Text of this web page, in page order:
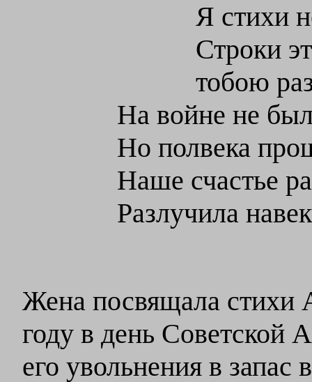
Я стихи
Строки
тобою
На войне не
Но полвека
Наше счастье
Разлучила
Жена посвящала стихи
году в день Советской
его увольнения в запас